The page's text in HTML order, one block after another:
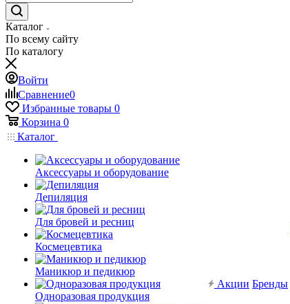
Каталог
По всему сайту
По каталогу
Войти
Сравнение0
Избранные товары 0
Корзина 0
Каталог
Аксессуары и оборудование
Депиляция
Для бровей и ресниц
Космецевтика
Маникюр и педикюр
Одноразовая продукция
Акции Бренды